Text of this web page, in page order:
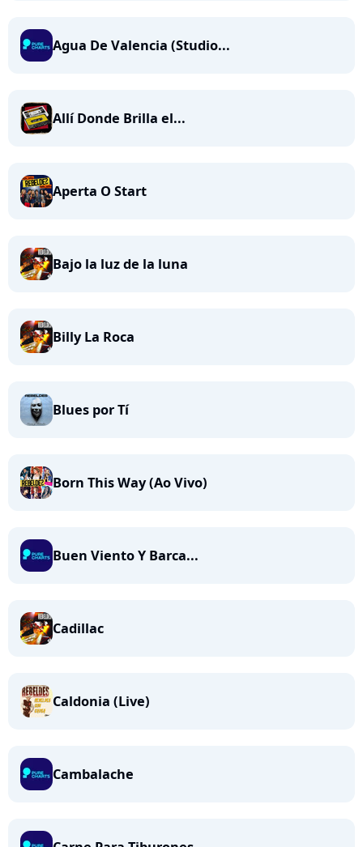
Agua De Valencia (Studio...
Allí Donde Brilla el...
Aperta O Start
Bajo la luz de la luna
Billy La Roca
Blues por Tí
Born This Way (Ao Vivo)
Buen Viento Y Barca...
Cadillac
Caldonia (Live)
Cambalache